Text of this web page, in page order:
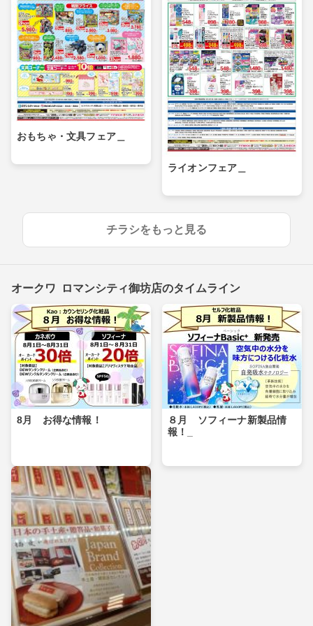
おもちゃ・文具フェア＿
ライオンフェア＿
チラシをもっと見る
オークワ ロマンシティ御坊店のタイムライン
8月 お得な情報！
８月 ソフィーナ新製品情
報！_